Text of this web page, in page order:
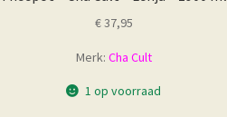
€37,95
Merk: Cha Cult
1 op voorraad